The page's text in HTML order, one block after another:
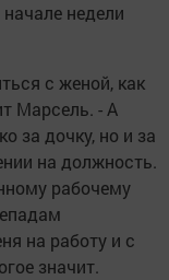
недели
с женой, как
Марсель. - А
за дочку, но и за
на должность.
рабочему
на работу и с
значит.